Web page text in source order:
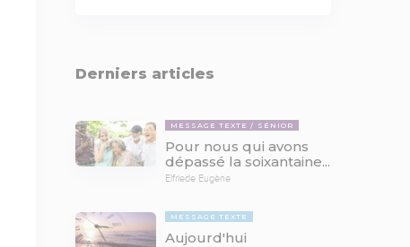
Derniers articles
MESSAGE TEXTE SÉNIOR
Pour nous qui avons
dépassé la soixantaine...
Elfriede Eugène
MESSAGE TEXTE
Aujourd'hui